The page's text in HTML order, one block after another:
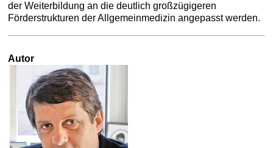
der Weiterbildung an die deutlich großzügigeren
Förderstrukturen der Allgemeinmedizin angepasst werden.
Autor